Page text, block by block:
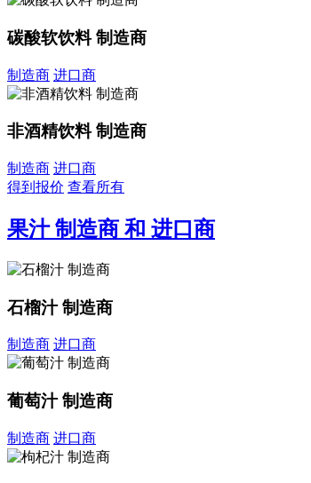
碳酸软饮料 制造商
制造商 进口商
非酒精饮料 制造商
制造商 进口商
得到报价 查看所有
果汁 制造商 和 进口商
石榴汁 制造商
制造商 进口商
葡萄汁 制造商
制造商 进口商